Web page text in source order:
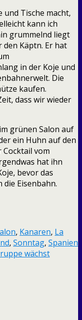
und Tische macht,
kann ich
grummelnd liegt
den Käptn. Er hat
in der Koje und
Die
kaufen.
dass wir wieder
grünen Salon auf
ein Huhn auf den
Cocktail vom
hat ihn
bevor das
Eisenbahn.
, Kanaren, La
, Sonntag, Spanien
wächst